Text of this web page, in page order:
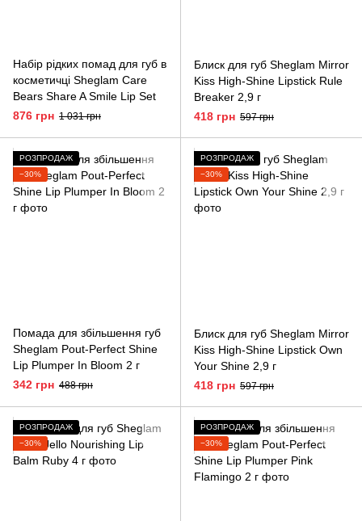
Набір рідких помад для губ в
косметичці Sheglam Care
Bears Share A Smile Lip Set
876 грн 1 031 грн
Блиск для губ Sheglam Mirror
Kiss High-Shine Lipstick Rule
Breaker 2,9 г
418 грн 597 грн
РОЗПРОДАЖ
−30%
Помада для збільшення губ
Sheglam Pout-Perfect Shine
Lip Plumper In Bloom 2 г
342 грн 488 грн
РОЗПРОДАЖ
−30%
Блиск для губ Sheglam Mirror
Kiss High-Shine Lipstick Own
Your Shine 2,9 г
418 грн 597 грн
РОЗПРОДАЖ
−30%
РОЗПРОДАЖ
−30%